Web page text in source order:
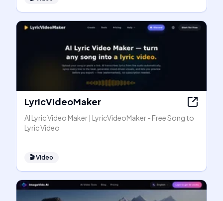
LyricVideoMaker
AI Lyric Video Maker | LyricVideoMaker - Free Song to
Lyric Video
🎬Video